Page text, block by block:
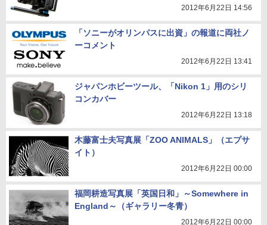
2012年6月22日 14:56
「ソニーがオリンパスに出資」の報道に両社ノ
ーコメント
2012年6月22日 13:41
ジャパンホビーツール、「Nikon 1」用のシリ
コンカバー
2012年6月22日 13:18
木藤富士夫写真展「ZOO ANIMALS」（エプサ
イト）
2012年6月22日 00:00
福岡耕造写真展「英国日和」～Somewhere in
England～（ギャラリー冬青）
2012年6月22日 00:00